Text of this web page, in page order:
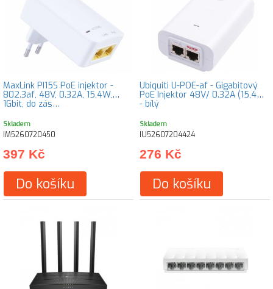
MaxLink PI15S PoE injektor -
802.3af, 48V, 0.32A, 15,4W,
1Gbit, do zás…
Skladem
IM5260720450
397 Kč
Do košíku
Ubiquiti U-POE-af - Gigabitový
PoE Injektor 48V/ 0.32A (15,4W)
- bílý
Skladem
IU52607204424
276 Kč
Do košíku